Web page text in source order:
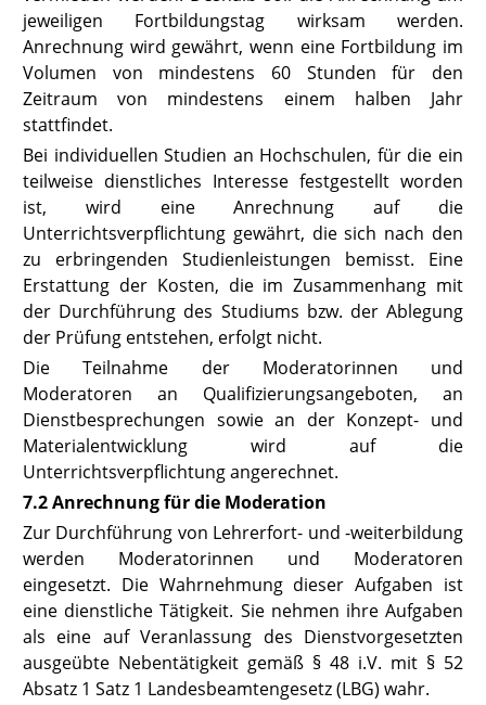
jeweiligen Fortbildungstag wirksam werden.
Anrechnung wird gewährt, wenn eine Fortbildung im
Volumen von mindestens 60 Stunden für den
Zeitraum von mindestens einem halben Jahr
stattfindet.
Bei individuellen Studien an Hochschulen, für die ein
teilweise dienstliches Interesse festgestellt worden
ist, wird eine Anrechnung auf die
Unterrichtsverpflichtung gewährt, die sich nach den
zu erbringenden Studienleistungen bemisst. Eine
Erstattung der Kosten, die im Zusammenhang mit
der Durchführung des Studiums bzw. der Ablegung
der Prüfung entstehen, erfolgt nicht.
Die Teilnahme der Moderatorinnen und
Moderatoren an Qualifizierungsangeboten, an
Dienstbesprechungen sowie an der Konzept- und
Materialentwicklung wird auf die
Unterrichtsverpflichtung angerechnet.
7.2 Anrechnung für die Moderation
Zur Durchführung von Lehrerfort- und -weiterbildung
werden Moderatorinnen und Moderatoren
eingesetzt. Die Wahrnehmung dieser Aufgaben ist
eine dienstliche Tätigkeit. Sie nehmen ihre Aufgaben
als eine auf Veranlassung des Dienstvorgesetzten
ausgeübte Nebentätigkeit gemäß § 48 i.V. mit § 52
Absatz 1 Satz 1 Landesbeamtengesetz (LBG) wahr.